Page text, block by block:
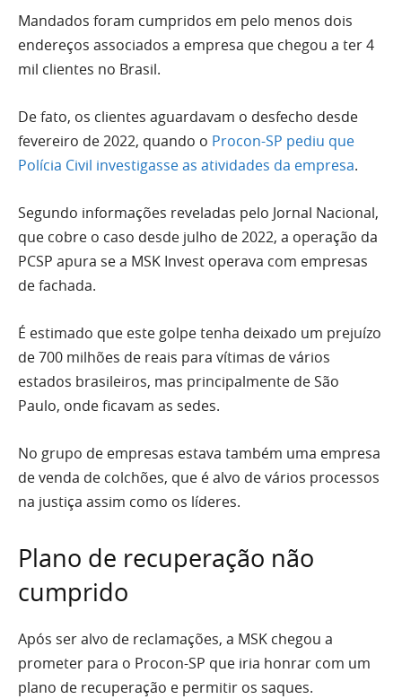
Mandados foram cumpridos em pelo menos dois
endereços associados a empresa que chegou a ter 4
mil clientes no Brasil.
De fato, os clientes aguardavam o desfecho desde
fevereiro de 2022, quando o Procon-SP pediu que
Polícia Civil investigasse as atividades da empresa.
Segundo informações reveladas pelo Jornal Nacional,
que cobre o caso desde julho de 2022, a operação da
PCSP apura se a MSK Invest operava com empresas
de fachada.
É estimado que este golpe tenha deixado um prejuízo
de 700 milhões de reais para vítimas de vários
estados brasileiros, mas principalmente de São
Paulo, onde ficavam as sedes.
No grupo de empresas estava também uma empresa
de venda de colchões, que é alvo de vários processos
na justiça assim como os líderes.
Plano de recuperação não
cumprido
Após ser alvo de reclamações, a MSK chegou a
prometer para o Procon-SP que iria honrar com um
plano de recuperação e permitir os saques.